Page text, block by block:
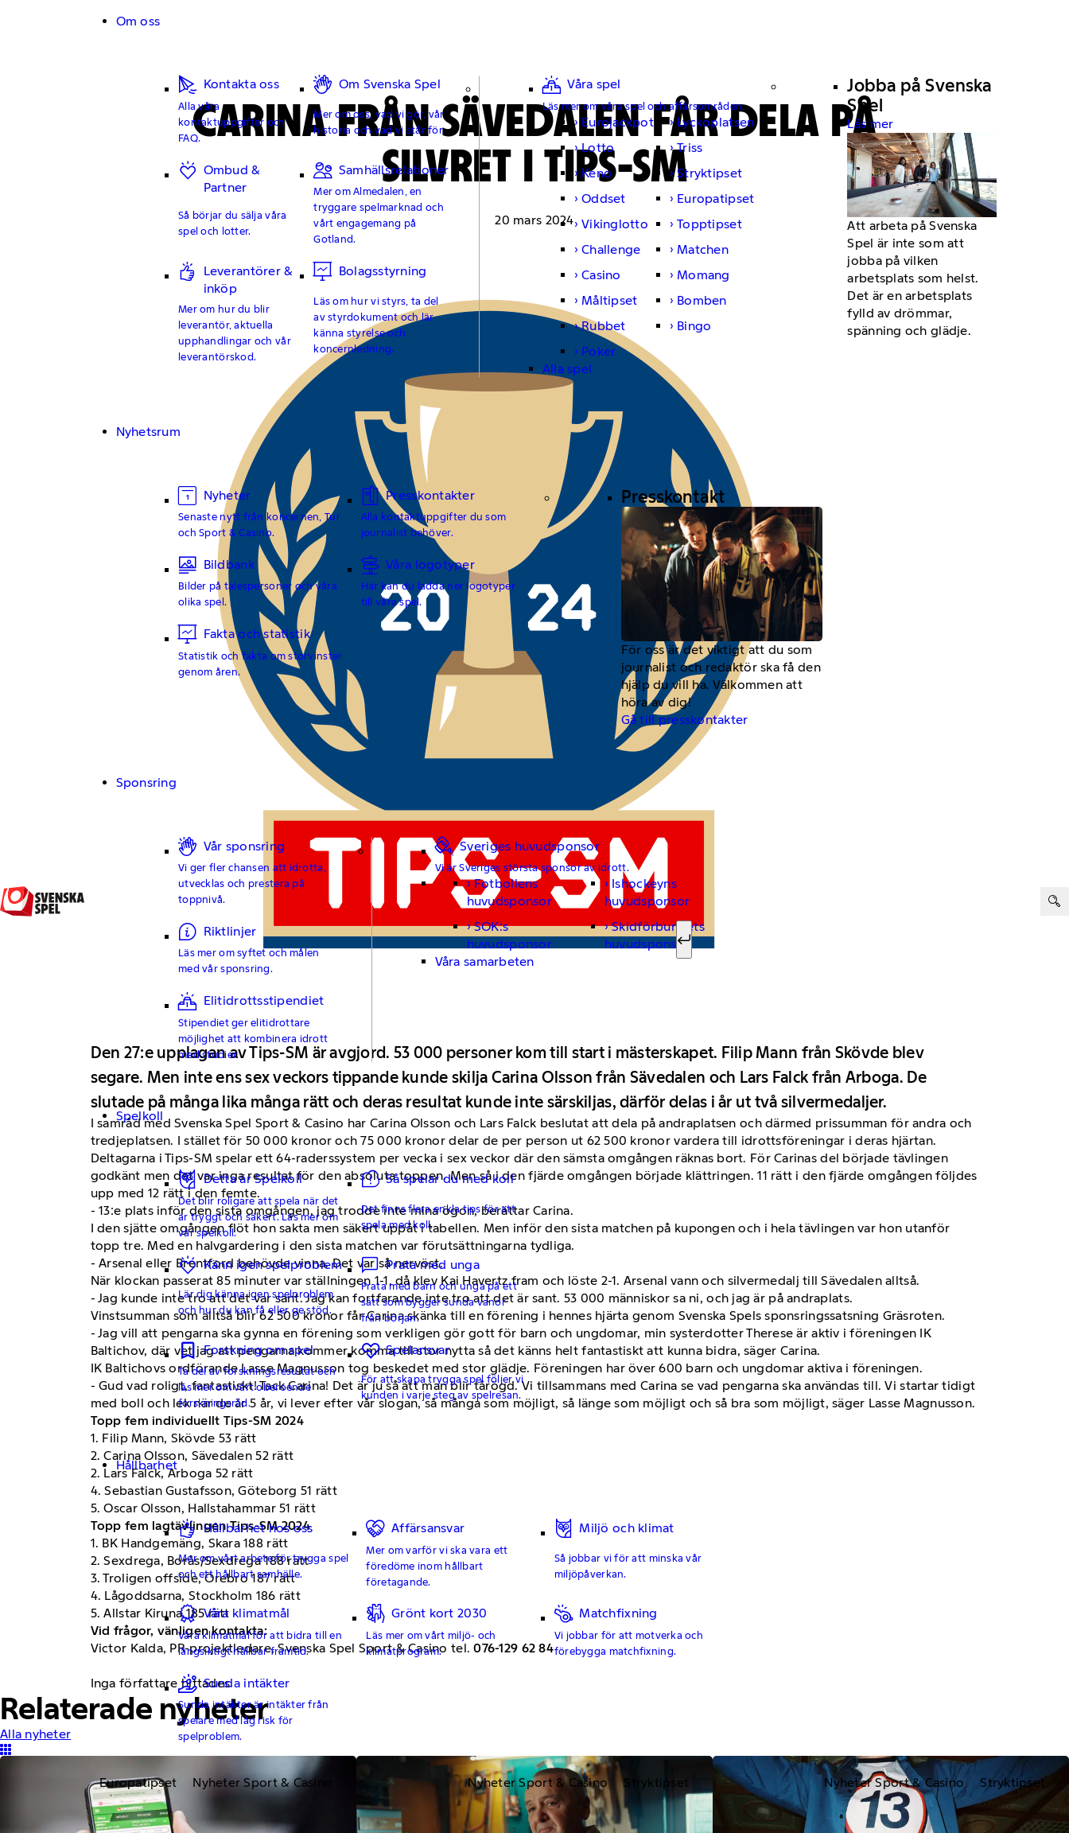
Om oss
Kontakta oss
Alla våra
kontaktuppgifter och
FAQ.
Om Svenska Spel
Mer om oss, vad vi gör, vår
historia och vad vi står för.
Ombud &
Partner
Så börjar du sälja våra
spel och lotter.
Samhällsrelationer
Mer om Almedalen, en
tryggare spelmarknad och
vårt engagemang på
Gotland.
Leverantörer &
inköp
Mer om hur du blir
leverantör, aktuella
upphandlingar och vår
leverantörskod.
Bolagsstyrning
Läs om hur vi styrs, ta del
av styrdokument och lär
känna styrelse och
koncernledning.
Våra spel
Läs mer om våra spel och affärsområden.
Eurojackpot
Lyckoplatsen
Lotto
Triss
Keno
Stryktipset
Oddset
Europatipset
Vikinglotto
Topptipset
Challenge
Matchen
Casino
Momang
Måltipset
Bomben
Rubbet
Bingo
Poker
Alla spel
Jobba på Svenska
Spel
Läs mer
Att arbeta på Svenska
Spel är inte som att
jobba på vilken
arbetsplats som helst.
Det är en arbetsplats
fylld av drömmar,
spänning och glädje.
Nyhetsrum
Nyheter
Senaste nytt från koncernen, Tur
och Sport & Casino.
Presskontakter
Alla kontaktuppgifter du som
journalist behöver.
Bildbank
Bilder på talespersoner och våra
olika spel.
Våra logotyper
Här kan du ladda ner logotyper
till våra spel.
Fakta och statistik
Statistik och fakta om storvinster
genom åren.
Presskontakt
För oss är det viktigt att du som
journalist och redaktör ska få den
hjälp du vill ha. Välkommen att
höra av dig!
Gå till presskontakter
Sponsring
Vår sponsring
Vi ger fler chansen att idrotta,
utvecklas och prestera på
toppnivå.
Riktlinjer
Läs mer om syftet och målen
med vår sponsring.
Elitidrottsstipendiet
Stipendiet ger elitidrottare
möjlighet att kombinera idrott
med studier.
Sveriges huvudsponsor
Vi är Sveriges största sponsor av idrott.
Fotbollens
huvudsponsor
Ishockeyns
huvudsponsor
SOK:s
huvudsponsor
Skidförbundets
huvudsponsor
Våra samarbeten
Spelkoll
Detta är Spelkoll
Det blir roligare att spela när det
är tryggt och säkert. Läs mer om
vår spelkoll.
Så spelar du med koll
Det finns flera enkla tips för att
spela med koll.
Känn igen spelproblem
Lär dig känna igen spelproblem
och hur du kan få eller ge stöd.
Prata med unga
Prata med barn och unga på ett
sätt som bygger sunda vanor
från början.
Forskning om spel
Ta del av forskningsresultat och
läs mer om vårt oberoende
forskningsråd.
Spelansvar
För att skapa trygga spel följer vi
kunden i varje steg av spelresan.
Hållbarhet
Hållbarhet hos oss
Mer om vårt arbete för trygga spel
och ett hållbart samhälle.
Affärsansvar
Mer om varför vi ska vara ett
föredöme inom hållbart
företagande.
Miljö och klimat
Så jobbar vi för att minska vår
miljöpåverkan.
Våra klimatmål
Våra klimatmål för att bidra till en
långsiktigt hållbar framtid.
Grönt kort 2030
Läs mer om vårt miljö- och
klimatprogram.
Matchfixning
Vi jobbar för att motverka och
förebygga matchfixning.
Sunda intäkter
Sunda intäkter är intäkter från
spelare med låg risk för
spelproblem.
Sök efter:
Sök
CARINA FRÅN SÄVEDALEN FÅR DELA PÅ
SILVRET I TIPS-SM
20 mars 2024
Den 27:e upplagan av Tips-SM är avgjord. 53 000 personer kom till start i mästerskapet. Filip Mann från Skövde blev
segare. Men inte ens sex veckors tippande kunde skilja Carina Olsson från Sävedalen och Lars Falck från Arboga. De
slutade på många lika många rätt och deras resultat kunde inte särskiljas, därför delas i år ut två silvermedaljer.
I samråd med Svenska Spel Sport & Casino har Carina Olsson och Lars Falck beslutat att dela på andraplatsen och därmed prissumman för andra och
tredjeplatsen. I stället för 50 000 kronor och 75 000 kronor delar de per person ut 62 500 kronor vardera till idrottsföreningar i deras hjärtan.
Deltagarna i Tips-SM spelar ett 64-raderssystem per vecka i sex veckor där den sämsta omgången räknas bort. För Carinas del började tävlingen
godkänt men det var inga resultat för den absoluta toppen. Men så i den fjärde omgången började klättringen. 11 rätt i den fjärde omgången följdes
upp med 12 rätt i den femte.
- 13:e plats inför den sista omgången, jag trodde inte mina ögon, berättar Carina.
I den sjätte omgången flöt hon sakta men säkert uppåt i tabellen. Men inför den sista matchen på kupongen och i hela tävlingen var hon utanför
topp tre. Med en halvgardering i den sista matchen var förutsättningarna tydliga.
- Arsenal eller Brentford behövde vinna. Det var så nervöst.
När klockan passerat 85 minuter var ställningen 1-1, då klev Kai Havertz fram och löste 2-1. Arsenal vann och silvermedalj till Sävedalen alltså.
- Jag kunde inte tro att det var sant. Jag kan fortfarande inte tro att det är sant. 53 000 människor sa ni, och jag är på andraplats.
Vinstsumman som alltså blir 62 500 kronor får Carina skänka till en förening i hennes hjärta genom Svenska Spels sponsringssatsning Gräsroten.
- Jag vill att pengarna ska gynna en förening som verkligen gör gott för barn och ungdomar, min systerdotter Therese är aktiv i föreningen IK
Baltichov, där vet jag att pengarna kommer komma till stor nytta så det känns helt fantastiskt att kunna bidra, säger Carina.
IK Baltichovs ordförande Lasse Magnusson tog beskedet med stor glädje. Föreningen har över 600 barn och ungdomar aktiva i föreningen.
- Gud vad roligt, fantastiskt! Tack Carina! Det är ju så att man blir tårögd. Vi tillsammans med Carina se vad pengarna ska användas till. Vi startar tidigt
med boll och lek när de är 5 år, vi lever efter vår slogan, så många som möjligt, så länge som möjligt och så bra som möjligt, säger Lasse Magnusson.
Topp fem individuellt Tips-SM 2024
1. Filip Mann, Skövde 53 rätt
2. Carina Olsson, Sävedalen 52 rätt
2. Lars Falck, Arboga 52 rätt
4. Sebastian Gustafsson, Göteborg 51 rätt
5. Oscar Olsson, Hallstahammar 51 rätt
Topp fem lagtävlingen Tips-SM 2024
1. BK Handgemäng, Skara 188 rätt
2. Sexdrega, Borås/Sexdrega 188 rätt
3. Troligen offside, Örebro 187 rätt
4. Lågoddsarna, Stockholm 186 rätt
5. Allstar Kiruna 185 rätt
Vid frågor, vänligen kontakta:
Victor Kalda, PR-projektledare, Svenska Spel Sport & Casino tel.076-129 62 84
Inga författare hittades
Relaterade nyheter
Alla nyheter
Europatipset Nyheter Sport & Casino Nyheter Sport & Casino Stryktipset Nyheter Sport & Casino Stryktipset